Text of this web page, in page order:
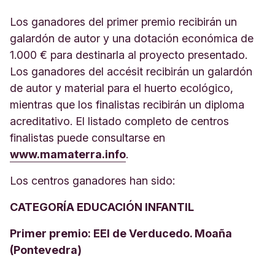
Los ganadores del primer premio recibirán un
galardón de autor y una dotación económica de
1.000 € para destinarla al proyecto presentado.
Los ganadores del accésit recibirán un galardón
de autor y material para el huerto ecológico,
mientras que los finalistas recibirán un diploma
acreditativo. El listado completo de centros
finalistas puede consultarse en
www.mamaterra.info.
Los centros ganadores han sido:
CATEGORÍA EDUCACIÓN INFANTIL
Primer premio: EEI de Verducedo. Moaña
(Pontevedra)